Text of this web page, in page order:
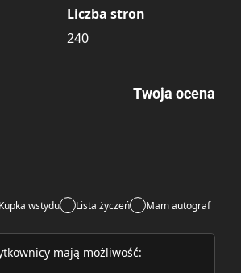
Liczba stron
240
Twoja ocena
wstydu Lista życzeń Mam autograf
mają możliwość: